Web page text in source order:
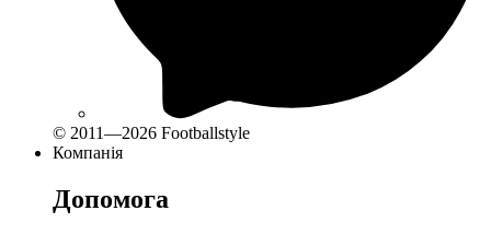
© 2011—2026 Footballstyle
Компанія
Допомога